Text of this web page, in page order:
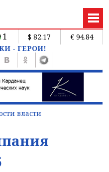
1 $ 82.17
€ 94.84
- ГЕРОИ!
власти